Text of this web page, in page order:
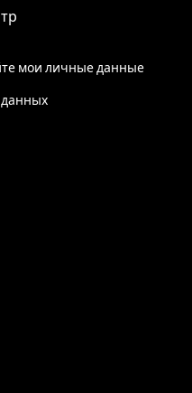
мои личные данные